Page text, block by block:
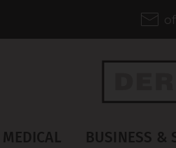
MEDICAL BUSINESS &